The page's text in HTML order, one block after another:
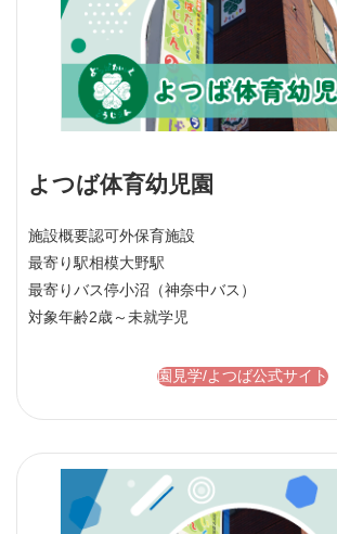
よつば体育幼児園
施設概要認可外保育施設
最寄り駅相模大野駅
最寄りバス停小沼（神奈中バス）
対象年齢2歳～未就学児
園見学/よつば公式サイト